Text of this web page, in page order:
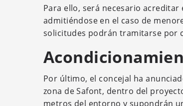
Para ello, será necesario
admitiéndose en el caso de
solicitudes podrán tramitarse por
Por último, el concejal ha
zona de Safont, dentro del
metros del entorno y supondrán